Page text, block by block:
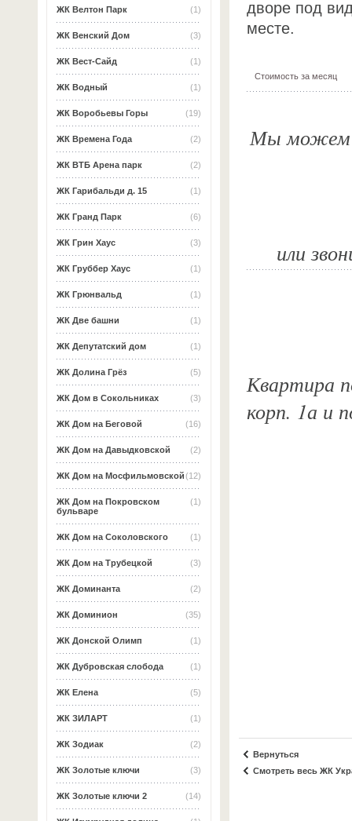
(1)
ЖК Велтон Парк
(3)
ЖК Венский Дом
(1)
ЖК Вест-Сайд
(1)
ЖК Водный
(19)
ЖК Воробьевы Горы
(2)
ЖК Времена Года
(2)
ЖК ВТБ Арена парк
(1)
ЖК Гарибальди д. 15
(6)
ЖК Гранд Парк
(3)
ЖК Грин Хаус
(1)
ЖК Груббер Хаус
(1)
ЖК Грюнвальд
(1)
ЖК Две башни
(1)
ЖК Депутатский дом
(5)
ЖК Долина Грёз
(3)
ЖК Дом в Сокольниках
(16)
ЖК Дом на Беговой
(2)
ЖК Дом на Давыдковской
(12)
ЖК Дом на Мосфильмовской
(1)
ЖК Дом на Покровском
бульваре
(1)
ЖК Дом на Соколовского
(3)
ЖК Дом на Трубецкой
(2)
ЖК Доминанта
(35)
ЖК Доминион
(1)
ЖК Донской Олимп
(1)
ЖК Дубровская слобода
(5)
ЖК Елена
(1)
ЖК ЗИЛАРТ
(2)
ЖК Зодиак
(3)
ЖК Золотые ключи
(14)
ЖК Золотые ключи 2
дворе под
месте.
Стоимость за месяц
Мы можем
или
Квартира
корп. 1а и
Вернуться
Смотреть весь ЖК